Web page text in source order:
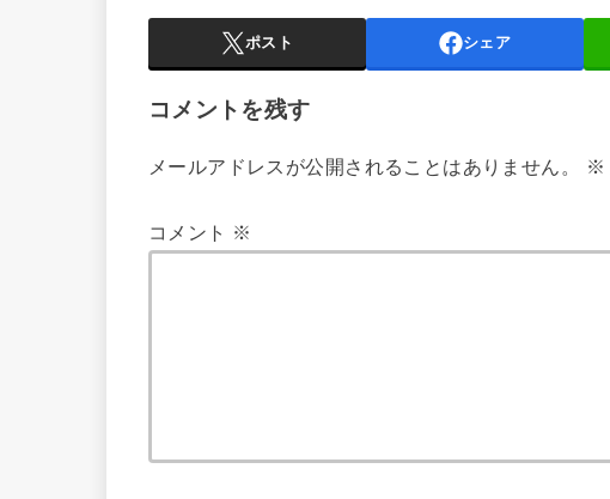
ポスト シェア
コメントを残す
メールアドレスが公開されることはありません。 ※
コメント ※